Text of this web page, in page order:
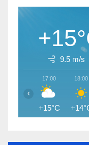
9.5 m/s
17:00
+15°C
18:00
‹